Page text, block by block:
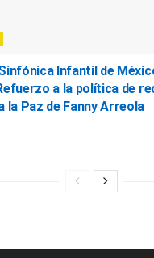
Infantil de
a la política de
la Paz de Fanny Arreola